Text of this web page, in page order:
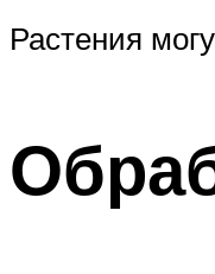
Растения